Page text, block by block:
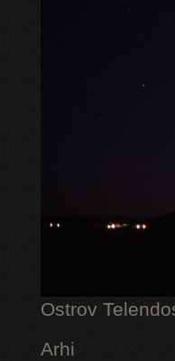
Ostrov
Arhi